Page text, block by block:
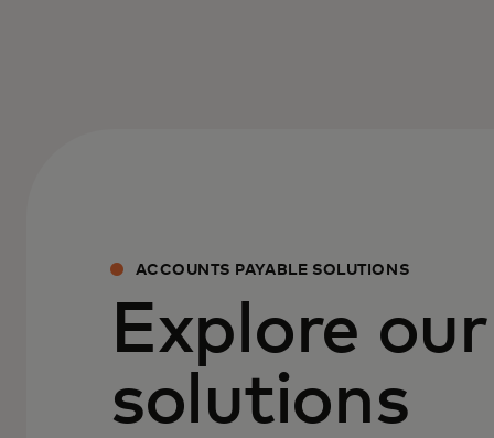
ACCOUNTS PAYABLE SOLUTIONS
Explore
solutions